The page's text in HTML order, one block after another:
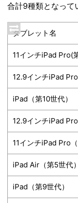
合計9種類となって
タブレット名
11インチiPad Pro(
12.9インチiPad Pro
iPad（第10世代）
12.9インチiPad Pro
11インチiPad Pro（
iPad Air（第5世代）
iPad（第9世代）